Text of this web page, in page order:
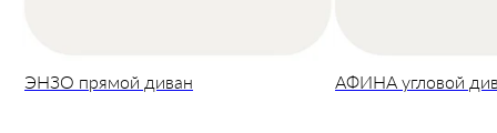
ЭНЗО прямой диван АФИНА угловой